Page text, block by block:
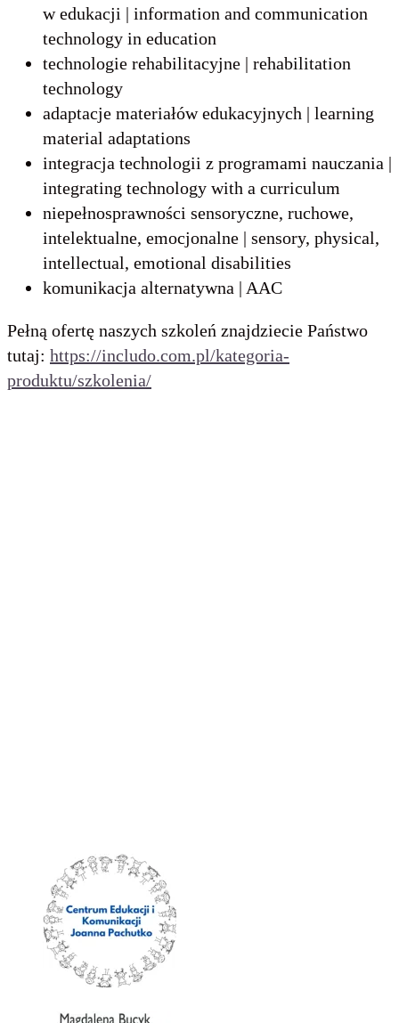
w edukacji | information and communication
technology in education
technologie rehabilitacyjne | rehabilitation
technology
adaptacje materiałów edukacyjnych | learning
material adaptations
integracja technologii z programami nauczania |
integrating technology with a curriculum
niepełnosprawności sensoryczne, ruchowe,
intelektualne, emocjonalne | sensory, physical,
intellectual, emotional disabilities
komunikacja alternatywna | AAC
Pełną ofertę naszych szkoleń znajdziecie Państwo
tutaj: https://includo.com.pl/kategoria-
produktu/szkolenia/